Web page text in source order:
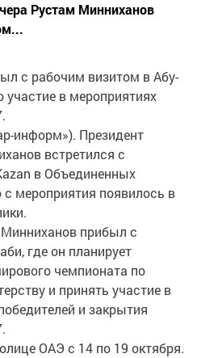
Рустам Минниханов
с рабочим визитом в Абу-
участие в мероприятиях
информ»). Президент
встретился с
в Объединенных
мероприятия появилось в
прибыл с
где он планирует
чемпионата по
и принять участие в
и закрытия
ОАЭ с 14 по 19 октября.